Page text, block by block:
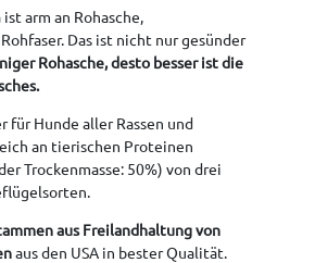
arm an Rohasche,
Das ist nicht nur gesünder
Rohasche, desto besser ist die
für Hunde aller Rassen und
an tierischen Proteinen
Trockenmasse: 50%) von drei
aus Freilandhaltung von
aus den USA in bester Qualität.